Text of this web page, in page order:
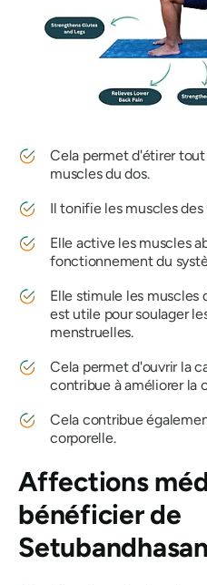
Cela permet d'étirer
muscles du dos.
Il tonifie les muscles
Elle active les muscles
fonctionnement du
Elle stimule les muscles
est utile pour soulager
menstruelles.
Cela permet d'ouvrir la
contribue à améliorer la
Cela contribue
corporelle.
Affections
bénéficier de